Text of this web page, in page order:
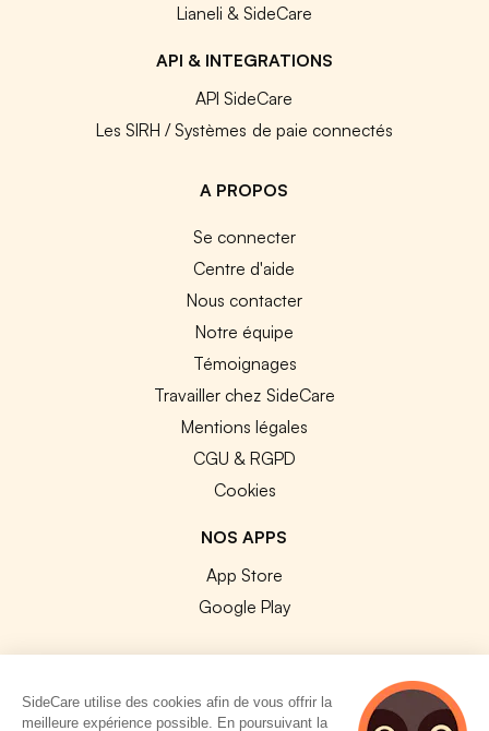
Lianeli & SideCare
API & INTEGRATIONS
API SideCare
Les SIRH / Systèmes de paie connectés
A PROPOS
Se connecter
Centre d'aide
Nous contacter
Notre équipe
Témoignages
Travailler chez SideCare
Mentions légales
CGU & RGPD
Cookies
NOS APPS
App Store
Google Play
SideCare utilise des cookies afin de vous offrir la
meilleure expérience possible. En poursuivant la